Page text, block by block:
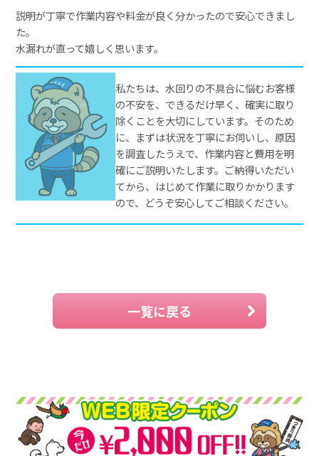
説明が丁寧で作業内容や料金が良く分かったので安心できまし
た。
水漏れが直って嬉しく思います。
私たちは、水回りの不具合に悩むお客様
の不安を、できるだけ早く、確実に取り
除くことを大切にしています。そのため
に、まずは状況を丁寧にお伺いし、原因
を調査したうえで、作業内容と費用を明
確にご説明いたします。ご納得いただい
てから、はじめて作業に取りかかります
ので、どうぞ安心してご相談ください。
一覧に戻る